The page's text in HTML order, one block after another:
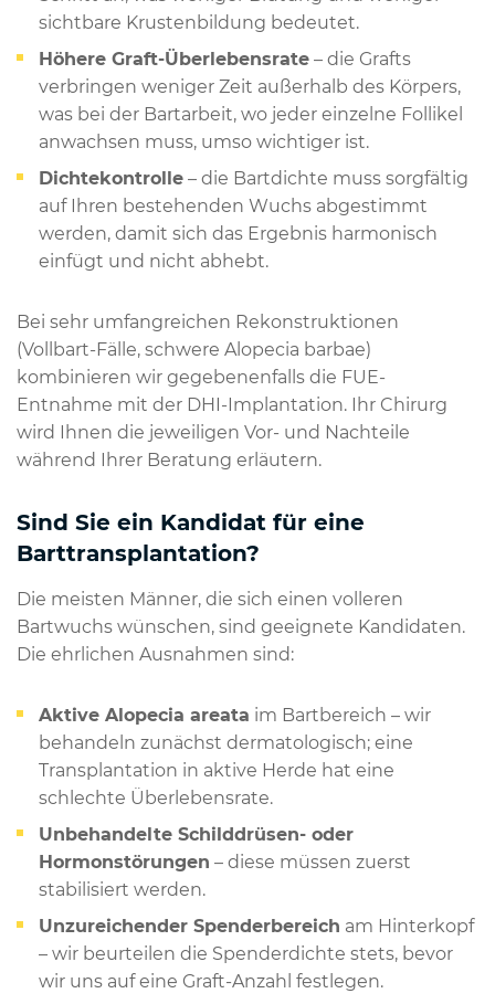
sichtbare Krustenbildung bedeutet.
Höhere Graft-Überlebensrate – die Grafts
verbringen weniger Zeit außerhalb des Körpers,
was bei der Bartarbeit, wo jeder einzelne Follikel
anwachsen muss, umso wichtiger ist.
Dichtekontrolle – die Bartdichte muss sorgfältig
auf Ihren bestehenden Wuchs abgestimmt
werden, damit sich das Ergebnis harmonisch
einfügt und nicht abhebt.
Bei sehr umfangreichen Rekonstruktionen
(Vollbart-Fälle, schwere Alopecia barbae)
kombinieren wir gegebenenfalls die FUE-
Entnahme mit der DHI-Implantation. Ihr Chirurg
wird Ihnen die jeweiligen Vor- und Nachteile
während Ihrer Beratung erläutern.
Sind Sie ein Kandidat für eine
Barttransplantation?
Die meisten Männer, die sich einen volleren
Bartwuchs wünschen, sind geeignete Kandidaten.
Die ehrlichen Ausnahmen sind:
Aktive Alopecia areata im Bartbereich – wir
behandeln zunächst dermatologisch; eine
Transplantation in aktive Herde hat eine
schlechte Überlebensrate.
Unbehandelte Schilddrüsen- oder
Hormonstörungen – diese müssen zuerst
stabilisiert werden.
Unzureichender Spenderbereich am Hinterkopf
– wir beurteilen die Spenderdichte stets, bevor
wir uns auf eine Graft-Anzahl festlegen.